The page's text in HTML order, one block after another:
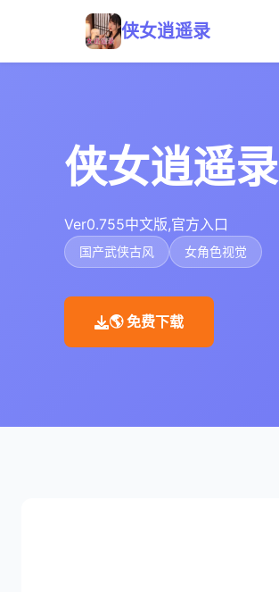
侠女逍遥录
侠女逍遥录
Ver0.755中文版,官方入口
国产武侠古风 女角色视觉
🌎 免费下载